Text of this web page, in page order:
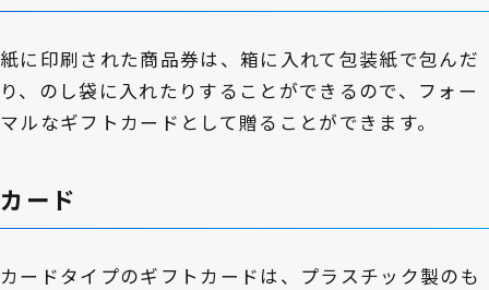
紙に印刷された商品券は、箱に入れて包装紙で包んだ
り、のし袋に入れたりすることができるので、フォー
マルなギフトカードとして贈ることができます。
カード
カードタイプのギフトカードは、プラスチック製のも